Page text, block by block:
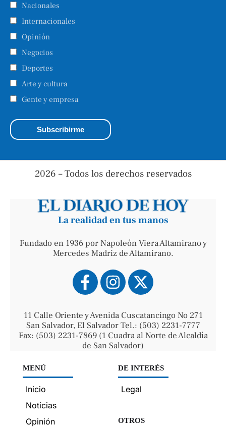
Nacionales
Internacionales
Opinión
Negocios
Deportes
Arte y cultura
Gente y empresa
2026 – Todos los derechos reservados
La realidad en tus manos
Fundado en 1936 por Napoleón Viera Altamirano y
Mercedes Madriz de Altamirano.
11 Calle Oriente y Avenida Cuscatancingo No 271
San Salvador, El Salvador Tel.: (503) 2231-7777
Fax: (503) 2231-7869 (1 Cuadra al Norte de Alcaldía
de San Salvador)
MENÚ
Inicio
Noticias
Opinión
DE INTERÉS
Legal
OTROS